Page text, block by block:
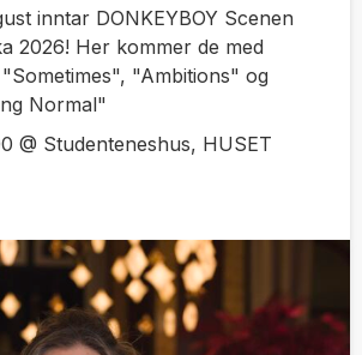
inntar DONKEYBOY Scenen
2026! Her kommer de med
"Ambitions" og
Normal"
@ Studenteneshus, HUSET